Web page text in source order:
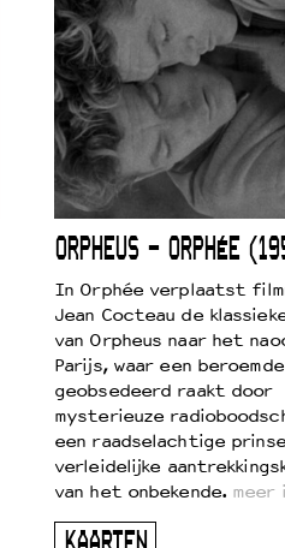
ORPHEUS – ORPHÉE
In Orphée verplaatst
Jean Cocteau de
van Orpheus naar het
Parijs, waar een
geobsedeerd raakt door
mysterieuze
een raadselachtige
verleidelijke
van het onbekende. meer